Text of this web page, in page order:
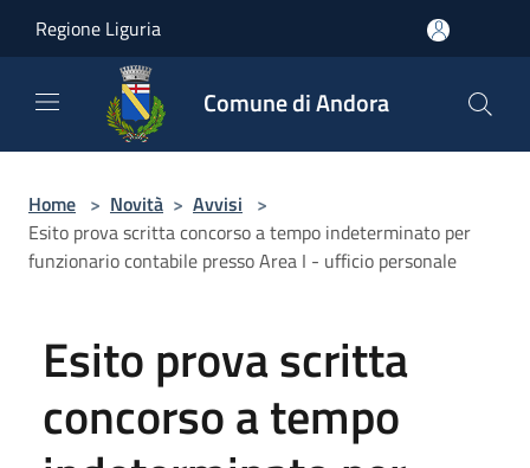
Regione Liguria
Comune di Andora
Home > Novità > Avvisi >
Esito prova scritta concorso a tempo indeterminato per
funzionario contabile presso Area I - ufficio personale
Esito prova scritta
concorso a tempo